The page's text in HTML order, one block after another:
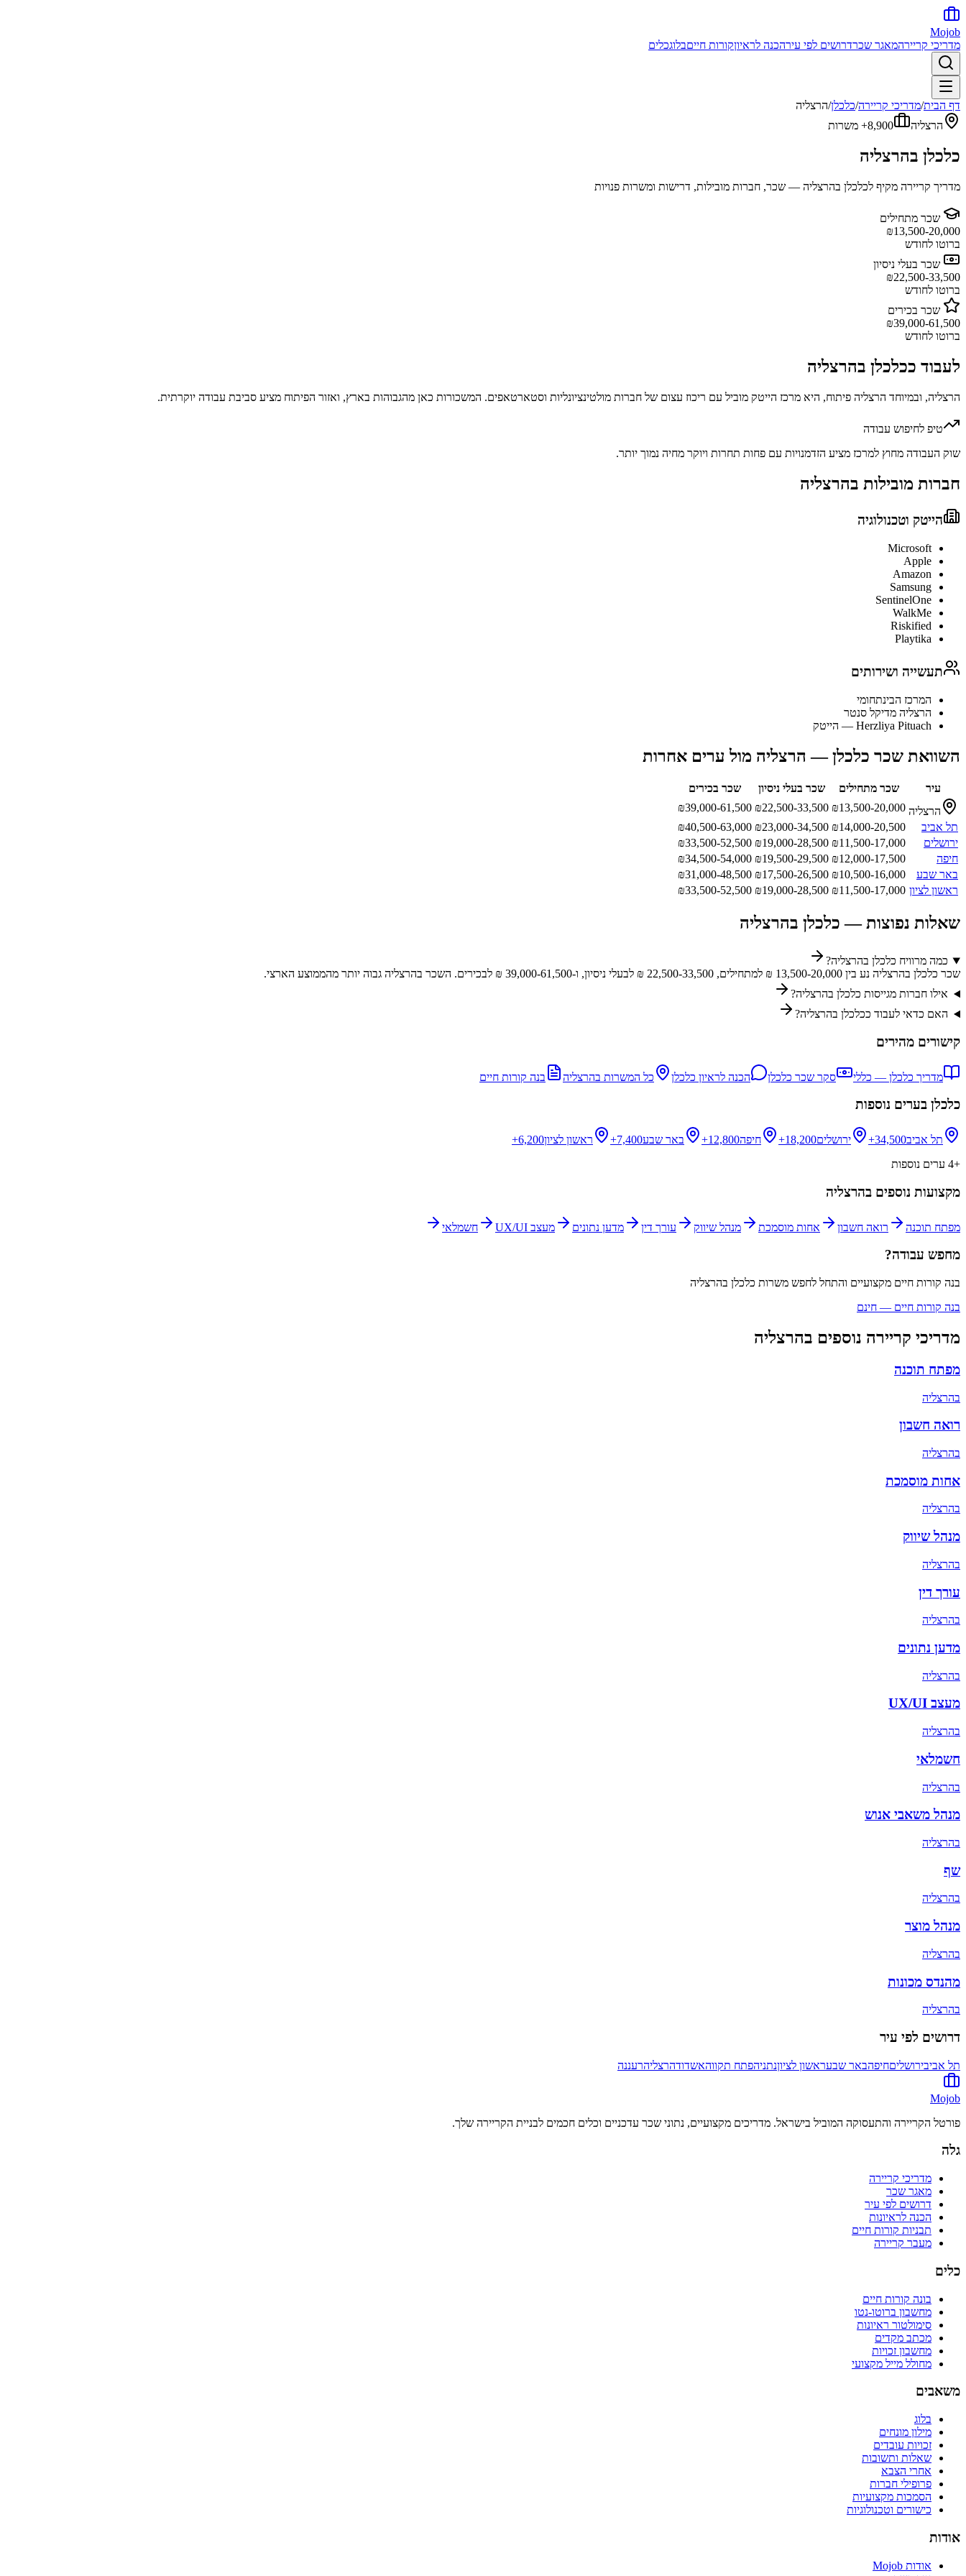
Mojob
מדריכי קריירהמאגר שכרדרושים לפי עירהכנה לראיוןקורות חייםבלוגכלים
דף הבית/מדריכי קריירה/כלכלן/הרצליה
הרצליה
8,900+ משרות
כלכלן בהרצליה
מדריך קריירה מקיף לכלכלן בהרצליה — שכר, חברות מובילות, דרישות ומשרות פנויות
שכר מתחילים
₪13,500-20,000
ברוטו לחודש
שכר בעלי ניסיון
₪22,500-33,500
ברוטו לחודש
שכר בכירים
₪39,000-61,500
ברוטו לחודש
לעבוד ככלכלן בהרצליה
הרצליה, ובמיוחד הרצליה פיתוח, היא מרכז הייטק מוביל עם ריכוז עצום של חברות מולטינציונליות וסטארטאפים. המשכורות כאן מהגבוהות בארץ, ואזור הפיתוח מציע סביבת עבודה יוקרתית.
טיפ לחיפוש עבודה
שוק העבודה מחוץ למרכז מציע הזדמנויות עם פחות תחרות ויוקר מחיה נמוך יותר.
חברות מובילות בהרצליה
הייטק וטכנולוגיה
Microsoft
Apple
Amazon
Samsung
SentinelOne
WalkMe
Riskified
Playtika
תעשייה ושירותים
המרכז הבינתחומי
הרצליה מדיקל סנטר
Herzliya Pituach — הייטק
השוואת שכר כלכלן— הרצליה מול ערים אחרות
עיר שכר מתחילים שכר בעלי ניסיון
שכר בכירים
הרצליה
₪13,500-20,000
₪22,500-33,500
₪39,000-61,500
תל אביב
₪14,000-20,500
₪23,000-34,500
₪40,500-63,000
ירושלים
₪11,500-17,000
₪19,000-28,500
₪33,500-52,500
חיפה
₪12,000-17,500
₪19,500-29,500
₪34,500-54,000
באר שבע
₪10,500-16,000
₪17,500-26,500
₪31,000-48,500
ראשון לציון
₪11,500-17,000
₪19,000-28,500
₪33,500-52,500
שאלות נפוצות — כלכלן בהרצליה
כמה מרוויח כלכלן בהרצליה?
שכר כלכלן בהרצליה נע בין 13,500-20,000 ₪ למתחילים, 22,500-33,500 ₪ לבעלי ניסיון, ו-39,000-61,500 ₪ לבכירים. השכר בהרצליה גבוה יותר מהממוצע הארצי.
אילו חברות מגייסות כלכלן בהרצליה?
האם כדאי לעבוד ככלכלן בהרצליה?
קישורים מהירים
מדריך כלכלן — כללי סקר שכר כלכלן הכנה לראיון כלכלן כל המשרות בהרצליה בנה קורות חיים
כלכלן בערים נוספות
תל אביב34,500+ ירושלים18,200+ חיפה12,800+ באר שבע7,400+ ראשון לציון6,200+
+
4 ערים נוספות
מקצועות נוספים בהרצליה
מפתח תוכנה רואה חשבון אחות מוסמכת מנהל שיווק עורך דין מדען נתונים מעצב UX/UI חשמלאי
מחפש עבודה?
בנה קורות חיים מקצועיים והתחל לחפש משרות כלכלן בהרצליה
בנה קורות חיים — חינם
מדריכי קריירה נוספים בהרצליה
מפתח תוכנה
בהרצליה
רואה חשבון
בהרצליה
אחות מוסמכת
בהרצליה
מנהל שיווק
בהרצליה
עורך דין
בהרצליה
מדען נתונים
בהרצליה
מעצב UX/UI
בהרצליה
חשמלאי
בהרצליה
מנהל משאבי אנוש
בהרצליה
שף
בהרצליה
מנהל מוצר
בהרצליה
מהנדס מכונות
בהרצליה
דרושים לפי עיר
תל אביבירושליםחיפהבאר שבעראשון לציוןנתניהפתח תקווהאשדודהרצליהרעננה
Mojob
פורטל הקריירה והתעסוקה המוביל בישראל. מדריכים מקצועיים, נתוני שכר עדכניים וכלים חכמים לבניית הקריירה שלך.
גלה
מדריכי קריירה
מאגר שכר
דרושים לפי עיר
הכנה לראיונות
תבניות קורות חיים
מעבר קריירה
כלים
בונה קורות חיים
מחשבון ברוטו-נטו
סימולטור ראיונות
מכתב מקדים
מחשבון זכויות
מחולל מייל מקצועי
משאבים
בלוג
מילון מונחים
זכויות עובדים
שאלות ותשובות
אחרי הצבא
פרופילי חברות
הסמכות מקצועיות
כישורים וטכנולוגיות
אודות
אודות Mojob